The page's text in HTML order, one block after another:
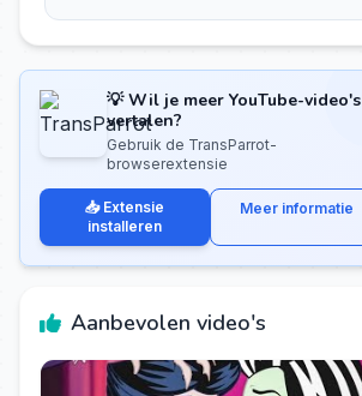
💡 Wil je meer YouTube-video's
vertalen?
Gebruik de TransParrot-
browserextensie
📥 Extensie
installeren
Meer informatie
Aanbevolen video's